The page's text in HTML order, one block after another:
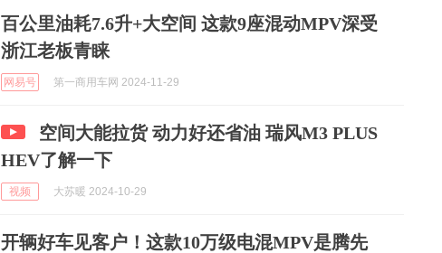
百公里油耗7.6升+大空间 这款9座混动MPV深受
浙江老板青睐
网易号 第一商用车网 2024-11-29
空间大能拉货 动力好还省油 瑞风M3 PLUS
HEV了解一下
视频 大苏暖 2024-10-29
开辆好车见客户！这款10万级电混MPV是腾先